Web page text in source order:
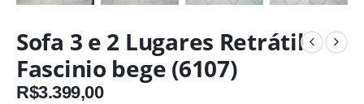
Sofa 3 e 2 Lugares Retrátil
Fascinio bege (6107)
R$3.399,00